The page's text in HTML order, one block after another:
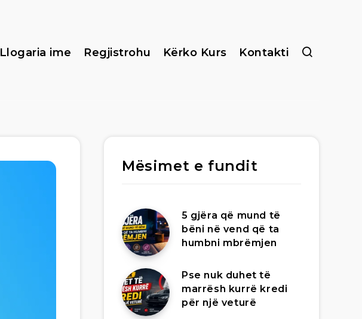
Llogaria ime Regjistrohu Kërko Kurs Kontakti
Mësimet e fundit
5 gjëra që mund të
bëni në vend që ta
humbni mbrëmjen
Pse nuk duhet të
marrësh kurrë kredi
për një veturë